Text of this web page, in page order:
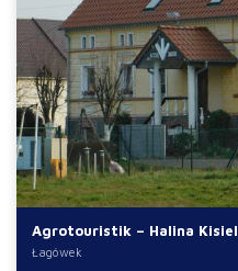
Agrotouristik – Halina Kisiel
Łagówek